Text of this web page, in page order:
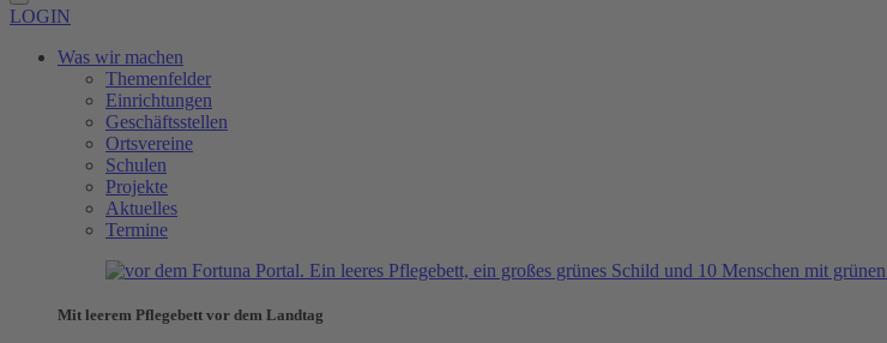
LOGIN
Was wir machen
Themenfelder
Einrichtungen
Geschäftsstellen
Ortsvereine
Schulen
Projekte
Aktuelles
Termine
Mit leerem Pflegebett vor dem Landtag